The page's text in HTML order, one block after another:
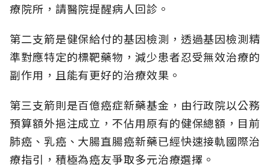
療院所，請醫院提醒病人回診。
第二支箭是健保給付的基因檢測，透過基因檢測精
準對應特定的標靶藥物，減少患者忍受無效治療的
副作用，且能有更好的治療效果。
第三支箭則是百億癌症新藥基金，由行政院以公務
預算額外挹注成立，不佔用原有的健保總額，目前
肺癌、乳癌、大腸直腸癌新藥已經快速接軌國際治
療指引，積極為癌友爭取多元治療選擇。